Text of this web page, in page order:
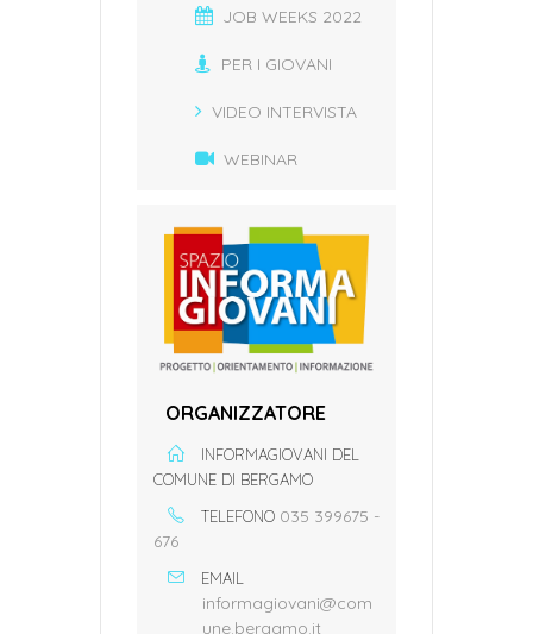
JOB WEEKS 2022
PER I GIOVANI
VIDEO INTERVISTA
WEBINAR
ORGANIZZATORE
INFORMAGIOVANI DEL
COMUNE DI BERGAMO
TELEFONO 035 399675 -
676
EMAIL
informagiovani@com
une.bergamo.it